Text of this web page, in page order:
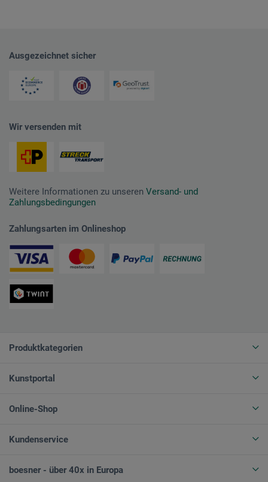
Ausgezeichnet sicher
Wir versenden mit
Weitere Informationen zu unseren Versand- und
Zahlungsbedingungen
Zahlungsarten im Onlineshop
Produktkategorien
Kunstportal
Online-Shop
Kundenservice
boesner - über 40x in Europa